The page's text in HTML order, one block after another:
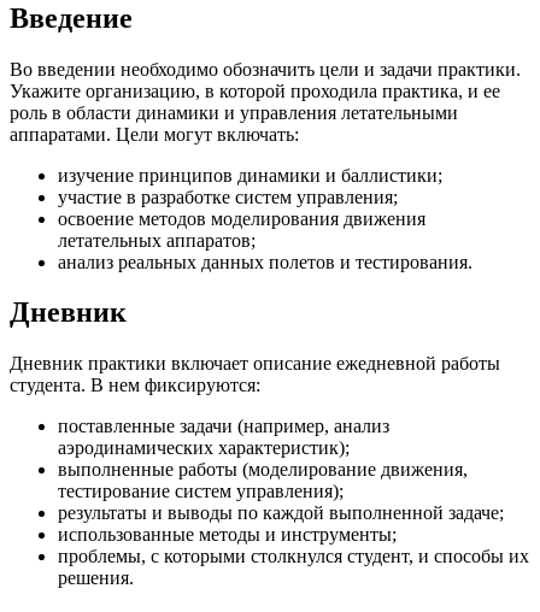
Введение
Во введении необходимо обозначить цели и задачи практики.
Укажите организацию, в которой проходила практика, и ее
роль в области динамики и управления летательными
аппаратами. Цели могут включать:
изучение принципов динамики и баллистики;
участие в разработке систем управления;
освоение методов моделирования движения
летательных аппаратов;
анализ реальных данных полетов и тестирования.
Дневник
Дневник практики включает описание ежедневной работы
студента. В нем фиксируются:
поставленные задачи (например, анализ
аэродинамических характеристик);
выполненные работы (моделирование движения,
тестирование систем управления);
результаты и выводы по каждой выполненной задаче;
использованные методы и инструменты;
проблемы, с которыми столкнулся студент, и способы их
решения.